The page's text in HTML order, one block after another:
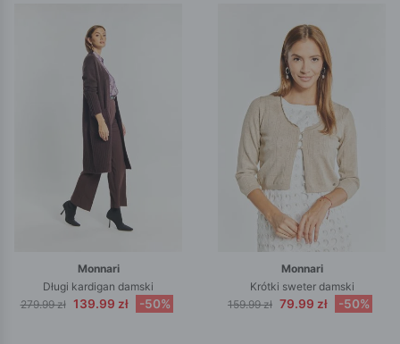
Monnari
Długi kardigan damski
279.99 zł 139.99 zł -50%
Monnari
Krótki sweter damski
159.99 zł 79.99 zł -50%